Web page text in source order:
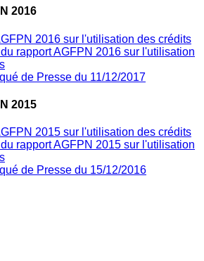
2016
2016 sur l'utilisation des crédits
rapport AGFPN 2016 sur l'utilisation
de Presse du 11/12/2017
2015
2015 sur l'utilisation des crédits
rapport AGFPN 2015 sur l'utilisation
de Presse du 15/12/2016